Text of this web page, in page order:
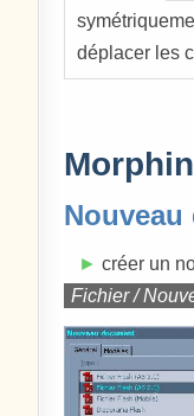
déplacer les
Nouveau
► créer un
Fichier /